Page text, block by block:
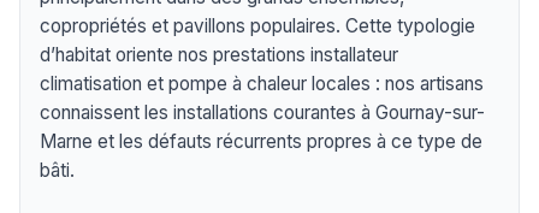
copropriétés et pavillons populaires. Cette typologie
d’habitat oriente nos prestations installateur
climatisation et pompe à chaleur locales : nos artisans
connaissent les installations courantes à Gournay-sur-
Marne et les défauts récurrents propres à ce type de
bâti.